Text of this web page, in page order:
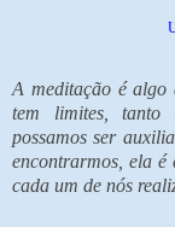
A meditação é algo
tem limites, tanto
possamos ser
encontrarmos, ela é
cada um de nós